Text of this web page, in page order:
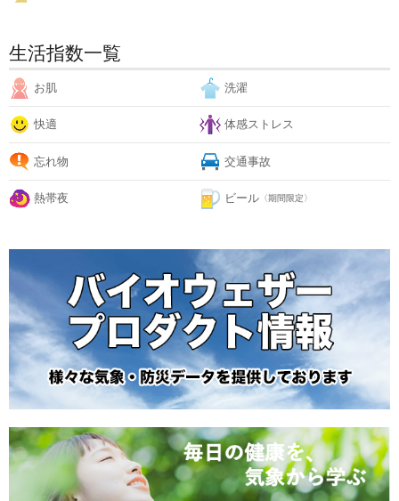
生活指数一覧
お肌 洗濯
快適 体感ストレス
忘れ物 交通事故
熱帯夜 ビール 〈期間限定〉